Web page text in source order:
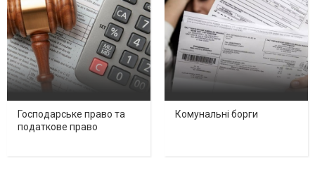
Господарське право та
податкове право
Комунальні борги